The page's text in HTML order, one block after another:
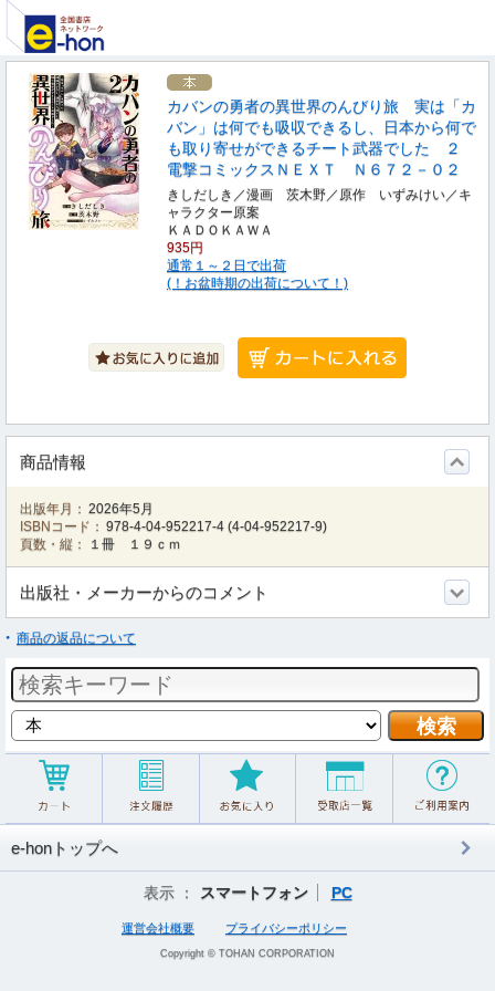
カバンの勇者の異世界のんびり旅 実は「カ
バン」は何でも吸収できるし、日本から何で
も取り寄せができるチート武器でした ２
電撃コミックスＮＥＸＴ Ｎ６７２－０２
きしだしき／漫画 茨木野／原作 いずみけい／キ
ャラクター原案
ＫＡＤＯＫＡＷＡ
935円
通常１～２日で出荷
(！お盆時期の出荷について！)
商品情報
出版年月： 2026年5月
ISBNコード： 978-4-04-952217-4 (4-04-952217-9)
頁数・縦：
１冊 １９ｃｍ
出版社・メーカーからのコメント
商品の返品について
e-honトップへ
表示 ： スマートフォン PC
運営会社概要 プライバシーポリシー
Copyright © TOHAN CORPORATION